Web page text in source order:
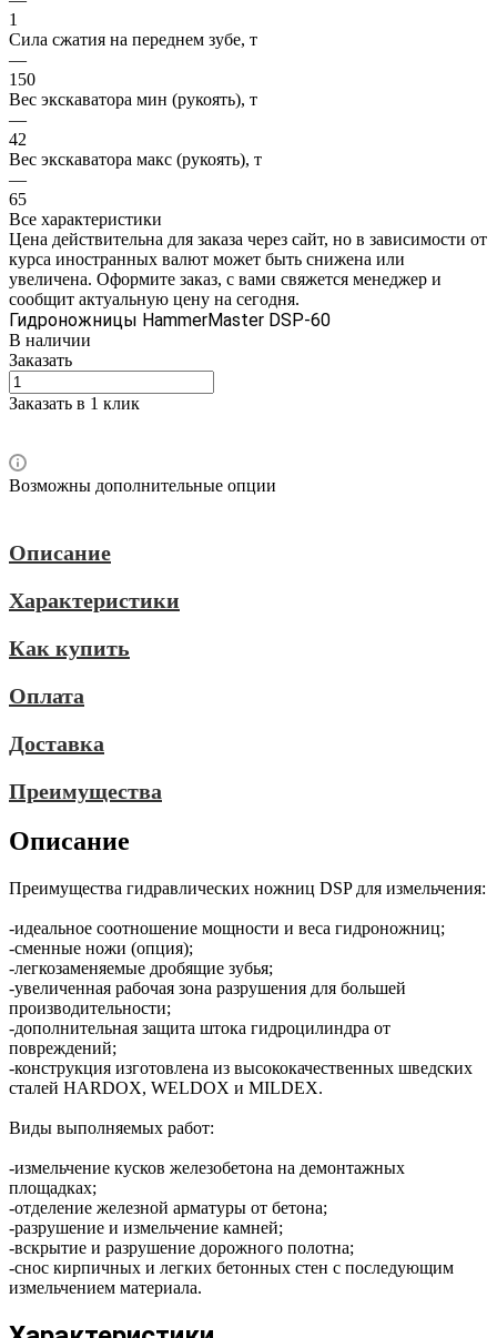
1
Сила сжатия на переднем зубе, т
—
150
Вес экскаватора мин (рукоять), т
—
42
Вес экскаватора макс (рукоять), т
—
65
Все характеристики
Цена действительна для заказа через сайт, но в зависимости от
курса иностранных валют может быть снижена или
увеличена. Оформите заказ, с вами свяжется менеджер и
сообщит актуальную цену на сегодня.
Гидроножницы HammerMaster DSP-60
В наличии
Заказать
Заказать в 1 клик
Возможны дополнительные опции
Описание
Характеристики
Как купить
Оплата
Доставка
Преимущества
Описание
Преимущества гидравлических ножниц DSP для измельчения:
-идеальное соотношение мощности и веса гидроножниц;
-сменные ножи (опция);
-легкозаменяемые дробящие зубья;
-увеличенная рабочая зона разрушения для большей
производительности;
-дополнительная защита штока гидроцилиндра от
повреждений;
-конструкция изготовлена из высококачественных шведских
сталей HARDOX, WELDOX и MILDEX.
Виды выполняемых работ:
-измельчение кусков железобетона на демонтажных
площадках;
-отделение железной арматуры от бетона;
-разрушение и измельчение камней;
-вскрытие и разрушение дорожного полотна;
-снос кирпичных и легких бетонных стен с последующим
измельчением материала.